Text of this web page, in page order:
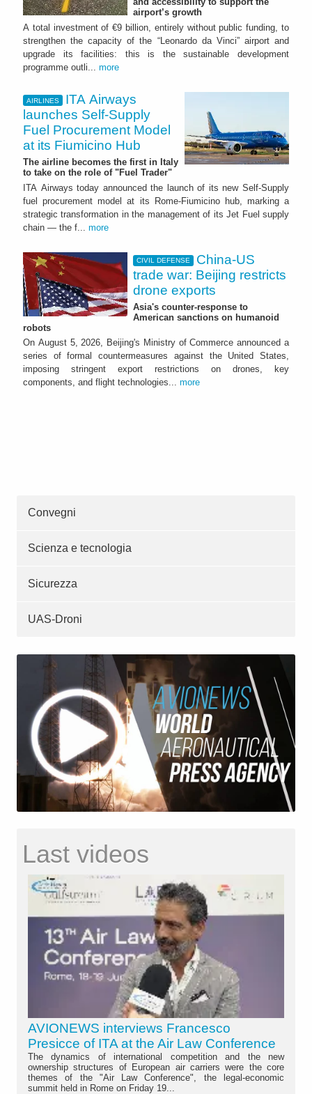
airport’s growth
A total investment of €9 billion, entirely without public funding, to
strengthen the capacity of the “Leonardo da Vinci” airport and
upgrade its facilities: this is the sustainable development
programme outli... more
AIRLINES
ITA Airways
launches Self-Supply
Fuel Procurement Model
at its Fiumicino Hub
The airline becomes the first in Italy
to take on the role of "Fuel Trader"
ITA Airways today announced the launch of its new Self-Supply
fuel procurement model at its Rome-Fiumicino hub, marking a
strategic transformation in the management of its Jet Fuel supply
chain — the f... more
CIVIL DEFENSE
China-US
trade war: Beijing restricts
drone exports
Asia's counter-response to
American sanctions on humanoid
robots
On August 5, 2026, Beijing's Ministry of Commerce announced a
series of formal countermeasures against the United States,
imposing stringent export restrictions on drones, key
components, and flight technologies... more
Convegni
Scienza e tecnologia
Sicurezza
UAS-Droni
Last videos
AVIONEWS interviews Francesco
Presicce of ITA at the Air Law Conference
The dynamics of international competition and the new
ownership structures of European air carriers were the core
themes of the "Air Law Conference", the legal-economic
summit held in Rome on Friday 19...